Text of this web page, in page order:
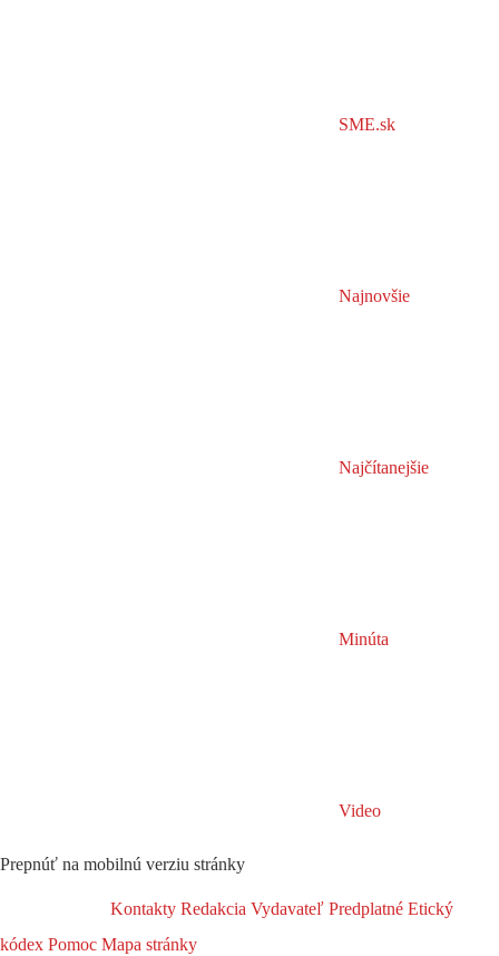
SME.sk
Najnovšie
Najčítanejšie
Minúta
Video
Prepnúť na mobilnú verziu stránky
Kontakty Redakcia Vydavateľ Predplatné Etický
kódex Pomoc Mapa stránky